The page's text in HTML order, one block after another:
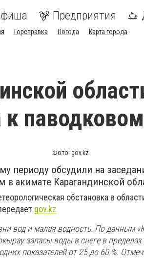
Предприятия
Горсправка Погода Карта города
к
Фото: gov.kz
периоду обсудили на
акимате Карагандинской
обстановка в
gov.kz
вод и малая водность. По данным
запасы воды в снеге в
показателей от 25 до 60 %.